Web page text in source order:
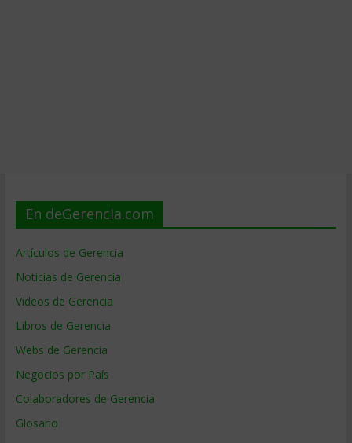
En deGerencia.com
Artículos de Gerencia
Noticias de Gerencia
Videos de Gerencia
Libros de Gerencia
Webs de Gerencia
Negocios por País
Colaboradores de Gerencia
Glosario